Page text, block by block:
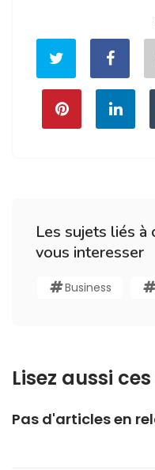
Les sujets liés à
vous interesser
Business
Lisez aussi
Pas d'articles en